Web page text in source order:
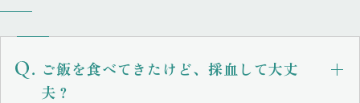
ご飯を食べてきたけど、採血して大丈
夫？